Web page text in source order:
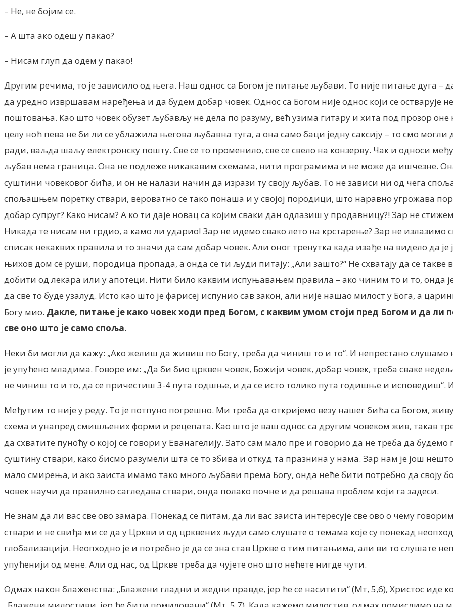
– Не, не бојим се.
– А шта ако одеш у пакао?
– Нисам глуп да одем у пакао!
Другим речима, то је зависило од њега. Наш однос са Богом је питање љубави. То није питање дуга
да уредно извршавам наређења и да будем добар човек. Однос са Богом није однос који се остварује
поштовања. Као што човек обузет љубављу не дела по разуму, већ узима гитару и хита под прозор оне
целу ноћ пева не би ли се ублажила његова љубавна туга, а она само баци једну саксију – то смо
ради, ваљда шаљу електронску пошту. Све се то променило, све се свело на конзерву. Чак и односи
љубав нема граница. Она не подлеже никакавим схемама, нити програмима и не може да ишчезне. Она
суштини човековог бића, и он не налази начин да изрази ту своју љубав. То не зависи ни од чега
спољашњем поретку ствари, вероватно се тако понаша и у својој породици, што наравно угрожава
добар супруг? Како нисам? А ко ти даје новац са којим сваки дан одлазиш у продавницу?! Зар не
Никада те нисам ни грдио, а камо ли ударио! Зар не идемо свако лето на крстарење? Зар не
списак некаквих правила и то значи да сам добар човек. Али оног тренутка када изађе на видело да
њихов дом се руши, породица пропада, а онда се ти људи питају: „Али зашто?“ Не схватају да се
добити од лекара или у апотеци. Нити било каквим испуњавањем правила – ако чиним то и то, онда
да све то буде узалуд. Исто као што је фарисеј испунио сав закон, али није нашао милост у Бога, а
Богу мио. Дакле, питање је како човек ходи пред Богом, с каквим умом стоји пред Богом и да ли
све оно што је само споља.
Неки би могли да кажу: „Ако желиш да живиш по Богу, треба да чиниш то и то“. И непрестано слушамо
је упућено младима. Говоре им: „Да би био црквен човек, Божији човек, добар човек, треба сваке
не чиниш то и то, да се причестиш 3-4 пута годшње, и да се исто толико пута годишње и исповедиш“.
Међутим то није у реду. То је потпуно погрешно. Ми треба да откријемо везу нашег бића са Богом,
схема и унапред смишљених форми и рецепата. Као што је ваш однос са другим човеком жив, такав
да схватите пуноћу о којој се говори у Еванагелију. Зато сам мало пре и говорио да не треба да
суштину ствари, како бисмо разумели шта се то збива и откуд та празнина у нама. Зар нам је још
мало смирења, и ако заиста имамо тако много љубави према Богу, онда неће бити потребно да своју
човек научи да правилно сагледава ствари, онда полако почне и да решава проблем који га задеси.
Не знам да ли вас све ово замара. Понекад се питам, да ли вас заиста интересује све ово о чему
ствари и не свиђа ми се да у Цркви и од црквених људи само слушате о темама које су понекад
глобализацији. Неопходно је и потребно је да се зна став Цркве о тим питањима, али ви то слушате
упућенији од мене. Али од нас, од Цркве треба да чујете оно што нећете нигде чути.
Одмах након блаженства: „Блажени гладни и жедни правде, јер ће се наситити“ (Мт, 5,6), Христос иде